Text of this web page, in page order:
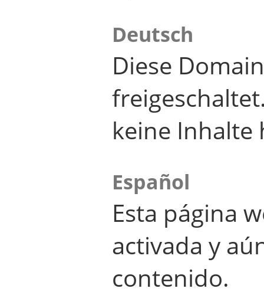
Deutsch
Diese
keine Inhalte
Español
Esta página
activada y
contenido.